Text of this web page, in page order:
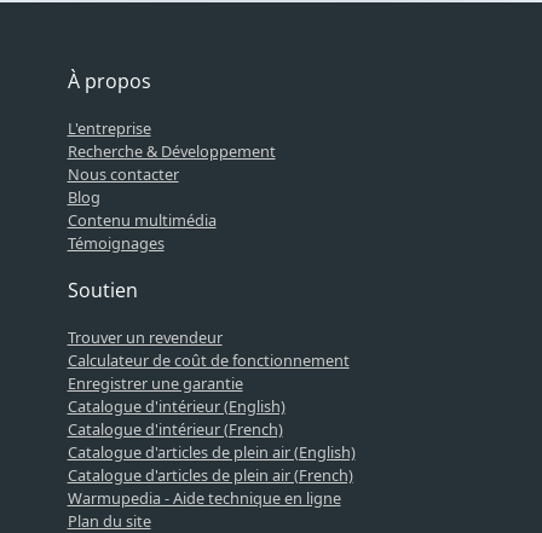
À propos
L'entreprise
Recherche & Développement
Nous contacter
Blog
Contenu multimédia
Témoignages
Soutien
Trouver un revendeur
Calculateur de coût de fonctionnement
Enregistrer une garantie
Catalogue d'intérieur (English)
Catalogue d'intérieur (French)
Catalogue d'articles de plein air (English)
Catalogue d'articles de plein air (French)
Warmupedia - Aide technique en ligne
Plan du site